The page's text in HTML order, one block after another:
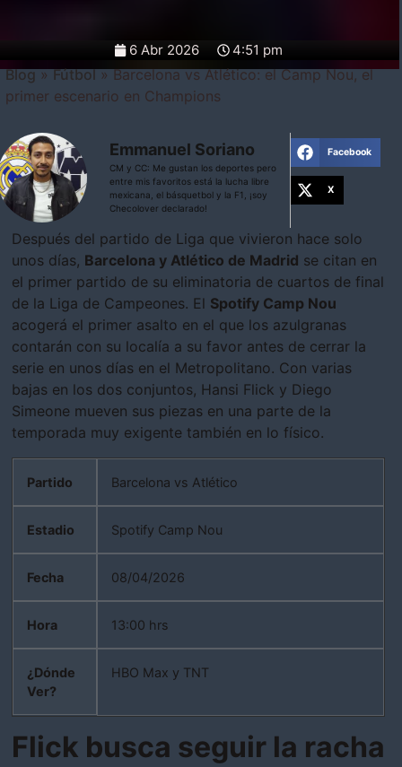
6 Abr 2026 4:51 pm
Blog»Fútbol»Barcelona vs Atlético: el Camp Nou, el
primer escenario en Champions
Emmanuel Soriano
CM y CC: Me gustan los deportes pero
entre mis favoritos está la lucha libre
mexicana, el básquetbol y la F1, ¡soy
Checolover declarado!
Facebook
X
Después del partido de Liga que vivieron hace solo
unos días, Barcelona y Atlético de Madrid se citan en
el primer partido de su eliminatoria de cuartos de final
de la Liga de Campeones. El Spotify Camp Nou
acogerá el primer asalto en el que los azulgranas
contarán con su localía a su favor antes de cerrar la
serie en unos días en el Metropolitano. Con varias
bajas en los dos conjuntos, Hansi Flick y Diego
Simeone mueven sus piezas en una parte de la
temporada muy exigente también en lo físico.
Partido
Estadio
Fecha
Hora
¿Dónde
Ver?
Barcelona vs Atlético
Spotify Camp Nou
08/04/2026
13:00 hrs
HBO Max y TNT
Flick busca seguir la racha